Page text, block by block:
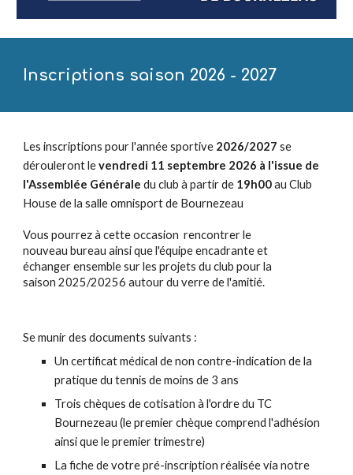
Inscriptions saison 2026 - 2027
Les inscriptions pour l'année sportive 2026/2027 se
dérouleront levendredi 11 septembre 2026 à l'issue de
l'Assemblée Généraledu club à partir de 19h00au Club
House de la salle omnisport de Bournezeau
Vous pourrez à cette occasion rencontrer le
nouveau bureau ainsi que l'équipe encadrante et
échanger ensemble sur les projets du club pour la
saison 2025/20256 autour du verre de l'amitié.
Se munir des documents suivants :
Un certificat médical de non contre-indication de la
pratique du tennis de moins de 3 ans
Trois chèques de cotisation à l'ordre du TC
Bournezeau(le premier chèque comprend l'adhésion
ainsi que le premier trimestre)
La fiche de votre pré-inscription réalisée via notre